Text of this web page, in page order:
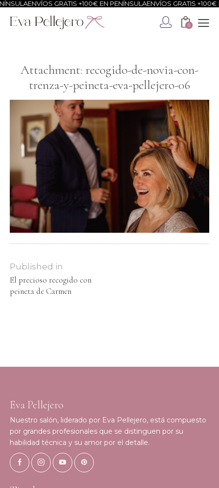
ENVÍOS GRATIS +100€ EN PENÍNSULAENVÍOS GRATIS +100€
0
Attachment: recogido-de-novia-con-
trenza-y-peineta-eva-pellejero-06
Published in
El precioso recogido con
peineta de Carmen
Eva Pellejero
Nuestro salón, liderado por Eva Pellejero, está compuesto
por grandes profesionales que se distinguen por su
habilidad técnica y su amor por el detalle.